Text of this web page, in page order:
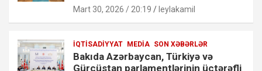
Mart 30, 2026 / 20:19 leylakamil
İQTISADIYYAT MEDIA SON XƏBƏRLƏR
Bakıda Azərbaycan, Türkiyə və
Gürcüstan parlamentlərinin üçtərəfli